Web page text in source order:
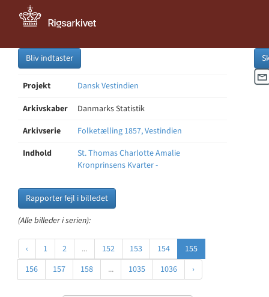
Bliv indtaster
Projekt
Dansk Vestindien
Arkivskaber
Danmarks Statistik
Arkivserie
Folketælling 1857, Vestindien
Indhold
St. Thomas Charlotte Amalie
Kronprinsens Kvarter -
Rapporter fejl i billedet
(Alle billeder i serien):
‹ 1 2 ... 152 153 154
155
156
157 158 ... 1035 1036 ›